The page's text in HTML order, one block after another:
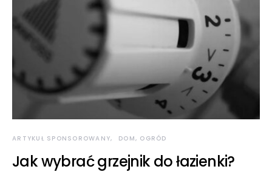
ARTYKUŁ SPONSOROWANY DOM, OGRÓD
Jak wybrać grzejnik do łazienki?